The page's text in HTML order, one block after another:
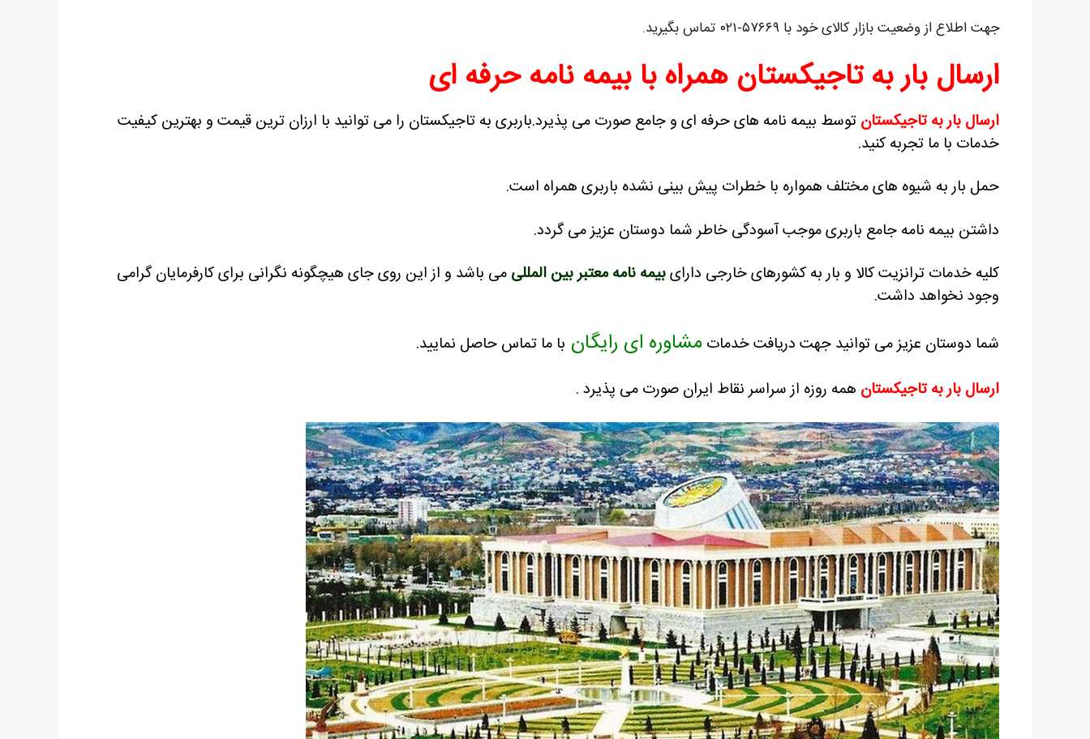
جهت اطلاع از وضعیت بازار کالای خود با ۵۷۶۶۹-۰۲۱ تماس بگیرید.
ارسال بار به تاجیکستان همراه با بیمه نامه حرفه ای
ارسال بار به تاجیکستان توسط بیمه نامه های حرفه ای و جامع صورت می پذیرد.باربری به تاجیکستان را می توانید با ارزان ترین قیمت و بهترین کیفیت
خدمات با ما تجربه کنید.
حمل بار به شیوه های مختلف همواره با خطرات پیش بینی نشده باربری همراه است.
داشتن بیمه نامه جامع باربری موجب آسودگی خاطر شما دوستان عزیز می گردد.
کلیه خدمات ترانزیت کالا و بار به کشورهای خارجی دارایبیمه نامه معتبر بین المللی می باشد و از این روی جای هیچگونه نگرانی برای کارفرمایان گرامی
وجود نخواهد داشت.
شما دوستان عزیز می توانید جهت دریافت خدمات مشاوره ای رایگان با ما تماس حاصل نمایید.
ارسال بار به تاجیکستان همه روزه از سراسر نقاط ایران صورت می پذیرد .